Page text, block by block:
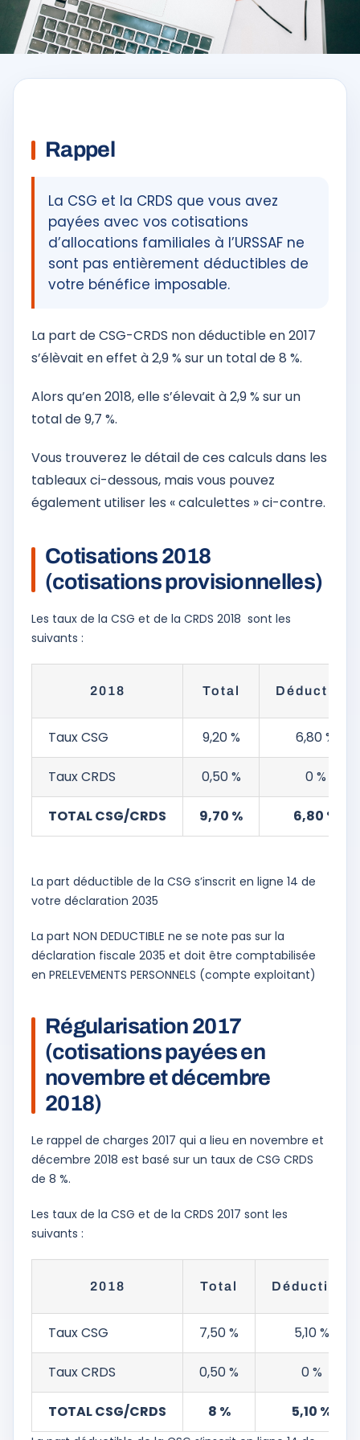
Rappel
La CSG et la CRDS que vous avez
payées avec vos cotisations
d’allocations familiales à l’URSSAF ne
sont pas entièrement déductibles de
votre bénéfice imposable.
La part de CSG-CRDS non déductible en 2017
s’élèvait en effet à 2,9 % sur un total de 8 %.
Alors qu’en 2018, elle s’élevait à 2,9 % sur un
total de 9,7 %.
Vous trouverez le détail de ces calculs dans les
tableaux ci-dessous, mais vous pouvez
également utiliser les « calculettes » ci-contre.
Cotisations 2018
(cotisations provisionnelles)
Les taux de la CSG et de la CRDS 2018 sont les
suivants :
2018 Total Déductible
Taux CSG 9,20 % 6,80 %
Taux CRDS 0,50 % 0 %
TOTAL CSG/CRDS 9,70 % 6,80 %
La part déductible de la CSG s’inscrit en ligne 14 de
votre déclaration 2035
La part NON DEDUCTIBLE ne se note pas sur la
déclaration fiscale 2035 et doit être comptabilisée
en PRELEVEMENTS PERSONNELS (compte exploitant)
Régularisation 2017
(cotisations payées en
novembre et décembre
2018)
Le rappel de charges 2017 qui a lieu en novembre et
décembre 2018 est basé sur un taux de CSG CRDS
de 8 %.
Les taux de la CSG et de la CRDS 2017 sont les
suivants :
2018 Total Déductible
Taux CSG 7,50 % 5,10 %
Taux CRDS 0,50 % 0 %
TOTAL CSG/CRDS 8 % 5,10 %